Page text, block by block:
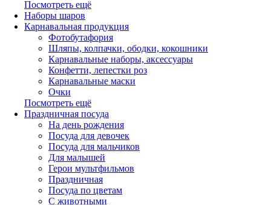
Посмотреть ещё
Наборы шаров
Карнавальная продукция
Фотобутафория
Шляпы, колпачки, ободки, кокошники
Карнавальные наборы, аксессуары
Конфетти, лепестки роз
Карнавальные маски
Очки
Посмотреть ещё
Праздничная посуда
На день рождения
Посуда для девочек
Посуда для мальчиков
Для малышей
Герои мультфильмов
Праздничная
Посуда по цветам
С животными